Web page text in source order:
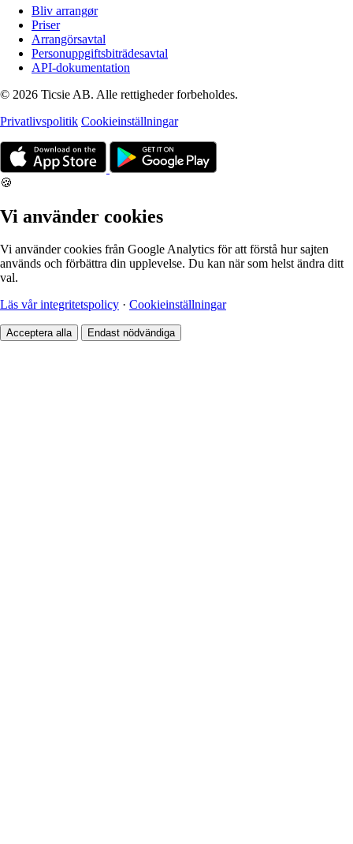
Bliv arrangør
Priser
Arrangörsavtal
Personuppgiftsbiträdesavtal
API-dokumentation
© 2026 Ticsie AB. Alle rettigheder forbeholdes.
Privatlivspolitik Cookieinställningar
🍪
Vi använder cookies
Vi använder cookies från Google Analytics för att förstå hur sajten
används och förbättra din upplevelse. Du kan när som helst ändra ditt
val.
Läs vår integritetspolicy · Cookieinställningar
Acceptera alla Endast nödvändiga